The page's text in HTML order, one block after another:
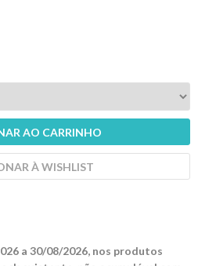
AO CARRINHO
À WISHLIST
a 30/08/2026, nos produtos